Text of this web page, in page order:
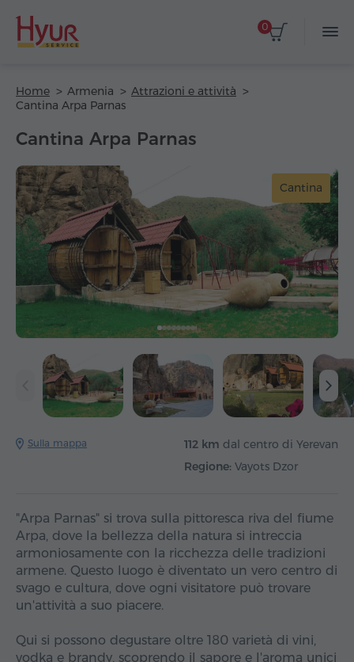
0
Home Armenia
Attrazioni e attività
Cantina Arpa Parnas
Cantina Arpa Parnas
Cantina
Sulla mappa 112 km dal centro di Yerevan
Regione: Vayots Dzor
"Arpa Parnas" si trova sulla pittoresca riva del fiume
Arpa, dove la bellezza della natura si intreccia
armoniosamente con la ricchezza delle tradizioni
armene. Questo luogo è diventato un vero centro di
svago e cultura, dove ogni visitatore può trovare
un'attività a suo piacere.
Qui si possono degustare oltre 180 varietà di vini,
vodka e brandy, scoprendo il sapore e l'aroma unici